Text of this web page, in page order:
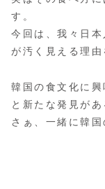
す。
今回は、我々日
が汚く見える理
韓国の食文化に
と新たな発見があ
さぁ、一緒に韓